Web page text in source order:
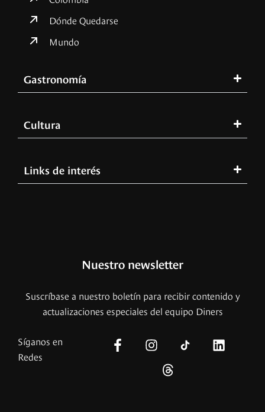
Dónde Quedarse
Mundo
Gastronomía
Cultura
Links de interés
Nuestro newsletter
Suscríbase a nuestro boletín para recibir contenido y
actualizaciones especiales del equipo Diners
Síganos en
Redes